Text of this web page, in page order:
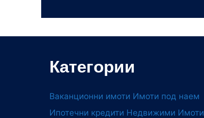
Категории
Ваканционни имоти Имоти под наем
Ипотечни кредити Недвижими Имоти